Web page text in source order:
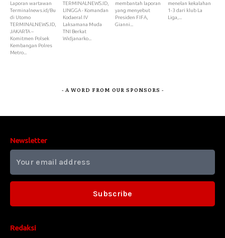
Laporan wartawan
Terminalnews.id/Bu
di Utomo
TERMINALNEWS.ID,
JAKARTA –
Komitmen Polsek
Kembangan Polres
Metro...
TERMINALNEWS.ID,
LINGGA - Komandan
Kodaeral IV
Laksamana Muda
TNI Berkat
Widjanarko...
membantah laporan
yang menyebut
Presiden FIFA,
Gianni...
menelan kekalahan
1-3 dari klub La
Liga,...
- A WORD FROM OUR SPONSORS -
Redaksi
Newsletter
Subscribe